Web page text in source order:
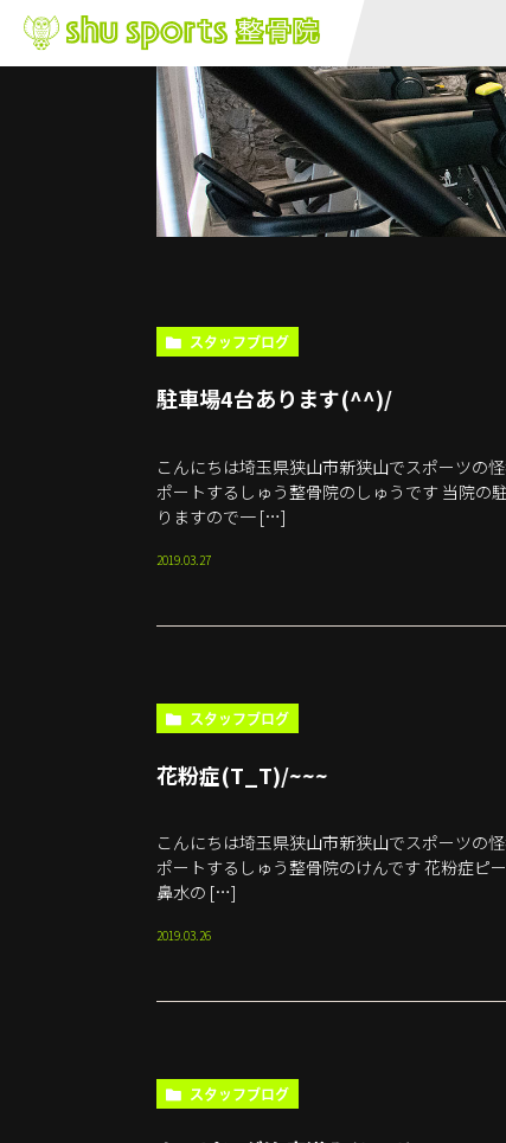
スタッフブログ
駐車場4台あります(^^)/
こんにちは埼玉県狭山市新狭山でスポーツの
ポートするしゅう整骨院のしゅうです 当院の
りますので一 […]
2019.03.27
スタッフブログ
花粉症(T_T)/~~~
こんにちは埼玉県狭山市新狭山でスポーツの
ポートするしゅう整骨院のけんです 花粉症ピ
鼻水の […]
2019.03.26
スタッフブログ